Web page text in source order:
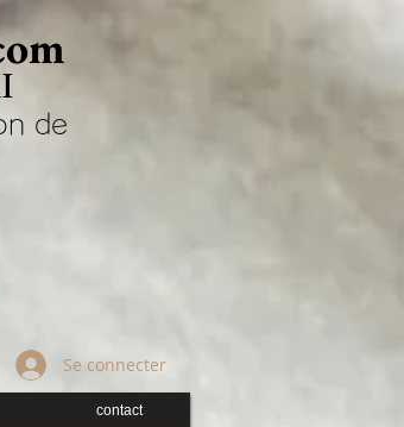
de
contact
Se connecter